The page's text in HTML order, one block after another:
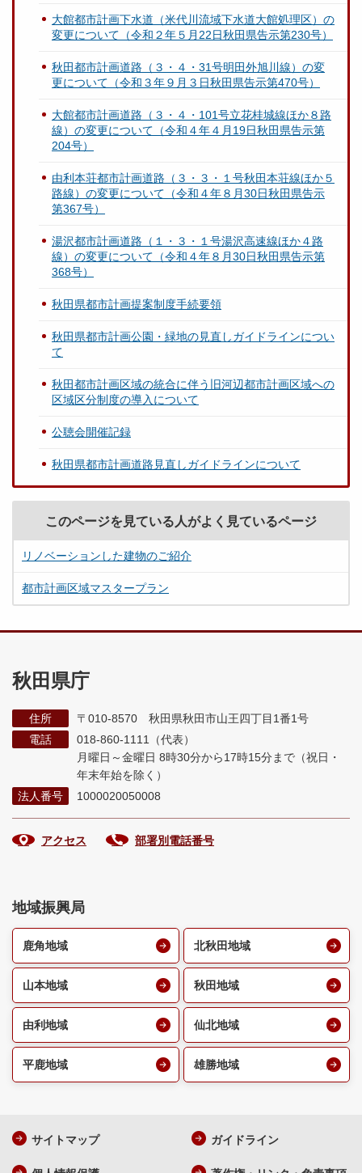
大館都市計画下水道（米代川流域下水道大館処理区）の
変更について（令和２年５月22日秋田県告示第230号）
秋田都市計画道路（３・４・31号明田外旭川線）の変
更について（令和３年９月３日秋田県告示第470号）
大館都市計画道路（３・４・101号立花桂城線ほか８路
線）の変更について（令和４年４月19日秋田県告示第
204号）
由利本荘都市計画道路（３・３・１号秋田本荘線ほか５
路線）の変更について（令和４年８月30日秋田県告示
第367号）
湯沢都市計画道路（１・３・１号湯沢高速線ほか４路
線）の変更について（令和４年８月30日秋田県告示第
368号）
秋田県都市計画提案制度手続要領
秋田県都市計画公園・緑地の見直しガイドラインについ
て
秋田都市計画区域の統合に伴う旧河辺都市計画区域への
区域区分制度の導入について
公聴会開催記録
秋田県都市計画道路見直しガイドラインについて
このページを見ている人がよく見ているページ
リノベーションした建物のご紹介
都市計画区域マスタープラン
秋田県庁
住所
〒010-8570 秋田県秋田市山王四丁目1番1号
電話
018-860-1111（代表）
月曜日～金曜日 8時30分から17時15分まで （祝日・
年末年始を除く）
法人番号
1000020050008
アクセス 部署別電話番号
地域振興局
鹿角地域 北秋田地域
山本地域 秋田地域
由利地域 仙北地域
平鹿地域 雄勝地域
サイトマップ ガイドライン